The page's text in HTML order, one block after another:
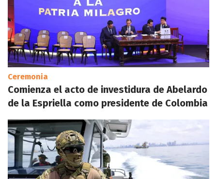
Ceremonia
Comienza el acto de investidura de Abelardo
de la Espriella como presidente de Colombia